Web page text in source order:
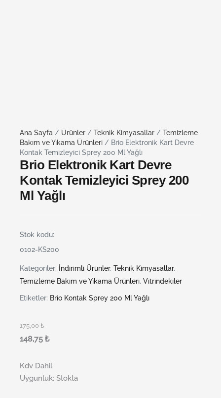
Ana Sayfa / Ürünler / Teknik Kimyasallar / Temizleme
Bakım ve Yıkama Ürünleri / Brio Elektronik Kart Devre
Kontak Temizleyici Sprey 200 Ml Yağlı
Brio Elektronik Kart Devre
Kontak Temizleyici Sprey 200
Ml Yağlı
Stok kodu:
0102-KS200
Kategoriler: İndirimli Ürünler, Teknik Kimyasallar,
Temizleme Bakım ve Yıkama Ürünleri, Vitrindekiler
Etiketler: Brio Kontak Sprey 200 Ml Yağlı
175,00₺
148,75 ₺
Kdv Dahil
Uygunluk: Stokta